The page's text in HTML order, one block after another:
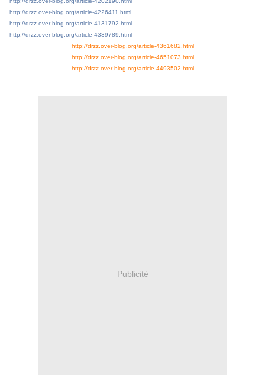
http://drzz.over-blog.org/article-4226411.html
http://drzz.over-blog.org/article-4131792.html
http://drzz.over-blog.org/article-4339789.html
http://drzz.over-blog.org/article-4361682.html
http://drzz.over-blog.org/article-4651073.html
http://drzz.over-blog.org/article-4493502.html
Publicité